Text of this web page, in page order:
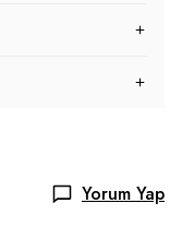
Yorum Yap